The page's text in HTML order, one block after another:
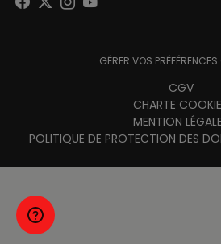
GÉRER VOS
CGV
CHARTE
MENTION
POLITIQUE DE PROTECTION DES